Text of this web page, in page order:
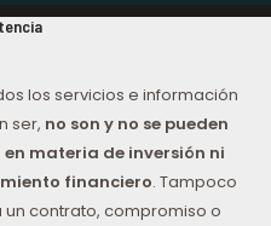
los servicios e información
ser, no son y no se pueden
materia de inversión ni
financiero. Tampoco
contrato, compromiso o